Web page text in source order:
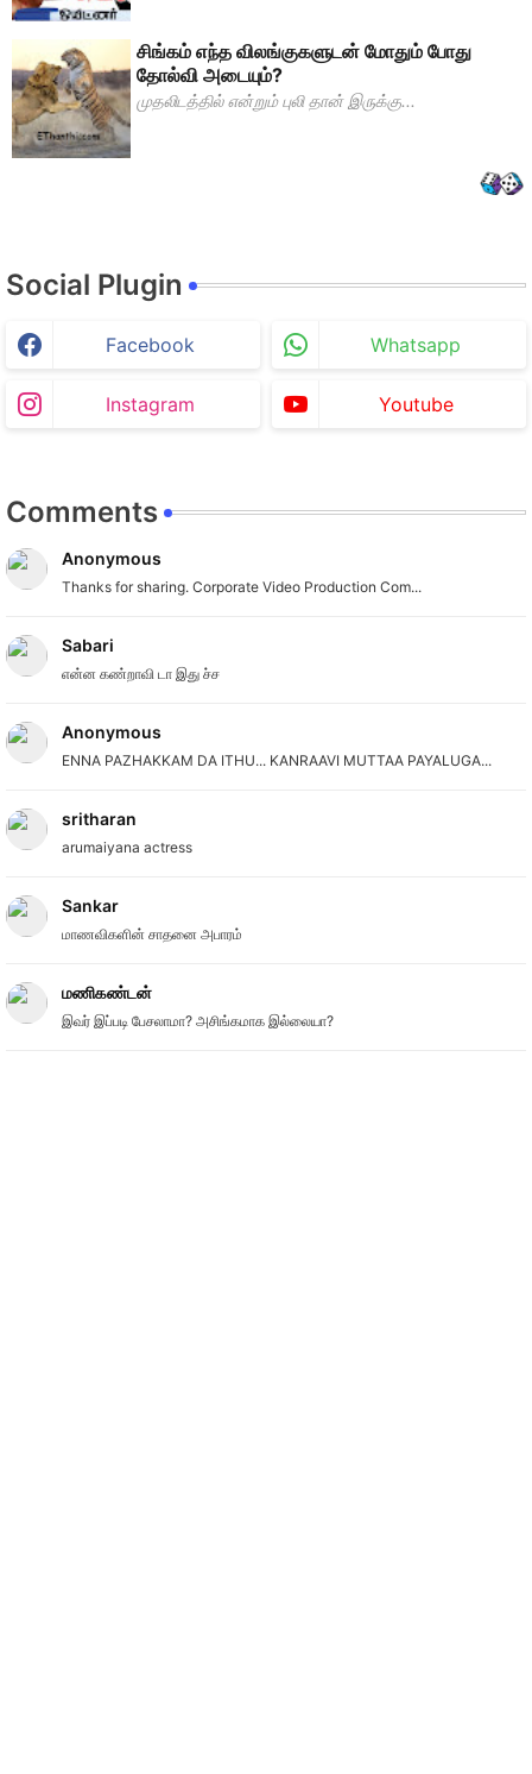
சிங்கம் எந்த விலங்குகளுடன் மோதும் போது
தோல்வி அடையும்?
முதலிடத்தில் என்றும் புலி தான் இருக்கு...
Social Plugin
Facebook Whatsapp
Instagram Youtube
Comments
Anonymous
Thanks for sharing. Corporate Video Production Com...
Sabari
என்ன கண்றாவி டா இது ச்ச
Anonymous
ENNA PAZHAKKAM DA ITHU... KANRAAVI MUTTAA PAYALUGA...
sritharan
arumaiyana actress
Sankar
மாணவிகளின் சாதனை அபாரம்
மணிகண்டன்
இவர் இப்படி பேசலாமா? அசிங்கமாக இல்லையா?